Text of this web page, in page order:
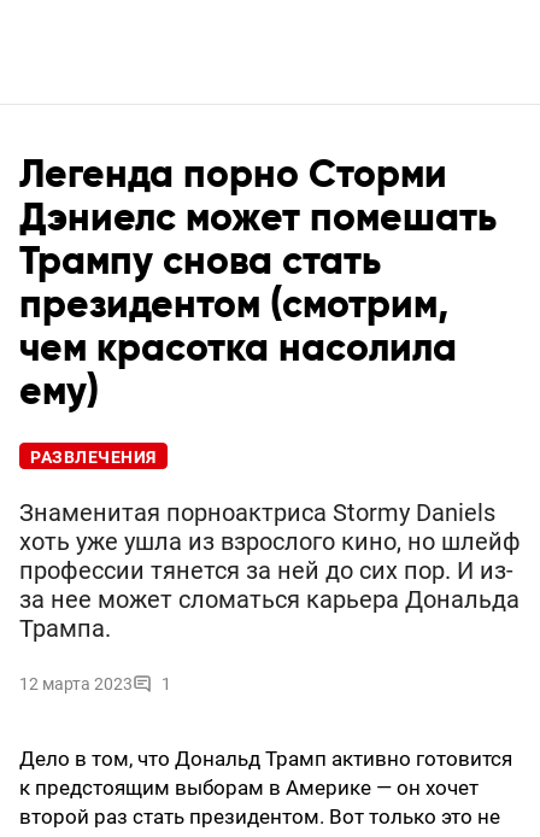
Легенда порно Сторми
Дэниелс может помешать
Трампу снова стать
президентом (смотрим,
чем красотка насолила
ему)
РАЗВЛЕЧЕНИЯ
Знаменитая порноактриса Stormy Daniels
хоть уже ушла из взрослого кино, но шлейф
профессии тянется за ней до сих пор. И из-
за нее может сломаться карьера Дональда
Трампа.
12 марта 2023 1
Дело в том, что Дональд Трамп активно готовится
к предстоящим выборам в Америке — он хочет
второй раз стать президентом. Вот только это не